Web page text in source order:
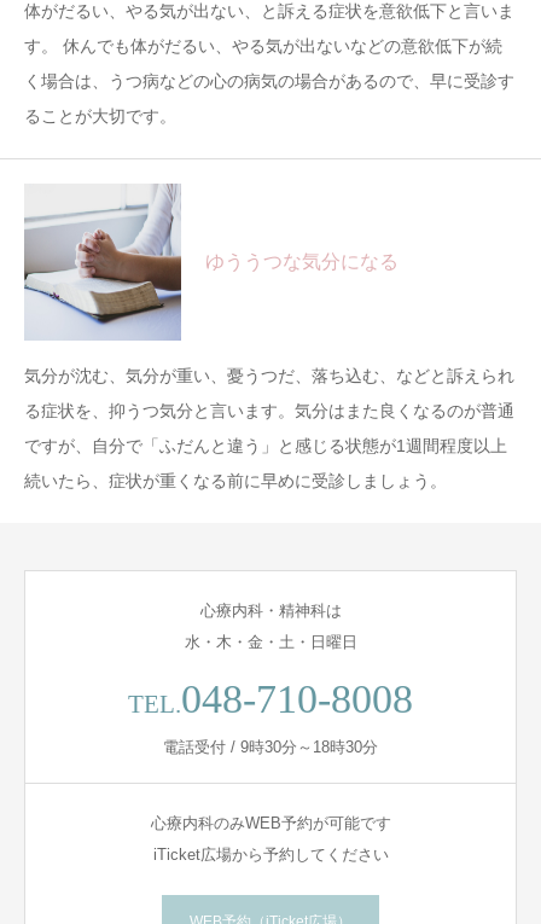
体がだるい、やる気が出ない、と訴える症状を意欲低下と言いま
す。 休んでも体がだるい、やる気が出ないなどの意欲低下が続
く場合は、うつ病などの心の病気の場合があるので、早に受診す
ることが大切です。
ゆううつな気分になる
気分が沈む、気分が重い、憂うつだ、落ち込む、などと訴えられ
る症状を、抑うつ気分と言います。気分はまた良くなるのが普通
ですが、自分で「ふだんと違う」と感じる状態が1週間程度以上
続いたら、症状が重くなる前に早めに受診しましょう。
心療内科・精神科は
水・木・金・土・日曜日
TEL.048-710-8008
電話受付 / 9時30分～18時30分
心療内科のみWEB予約が可能です
iTicket広場から予約してください